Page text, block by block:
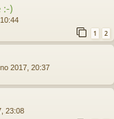
:-)
1 2
2017, 20:37
23:08